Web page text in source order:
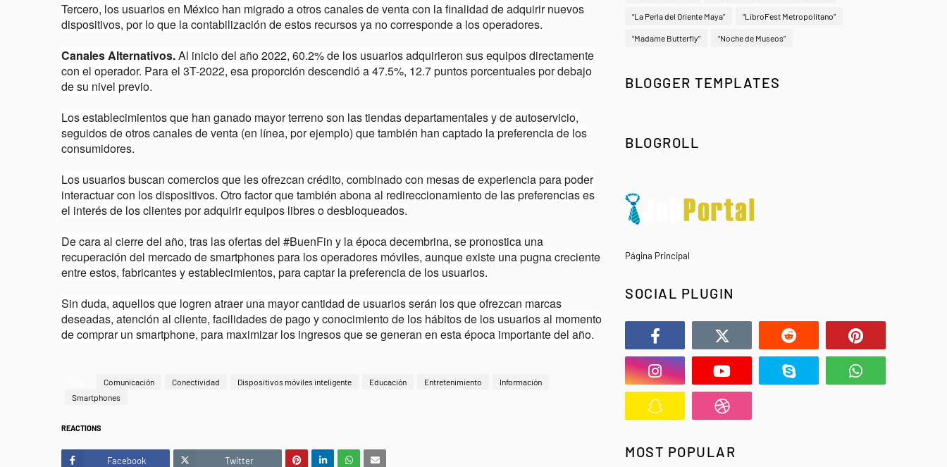
Tercero, los usuarios en México han migrado a otros canales de venta con la finalidad de adquirir nuevos
dispositivos, por lo que la contabilización de estos recursos ya no corresponde a los operadores.
Canales Alternativos.Al inicio del año 2022, 60.2% de los usuarios adquirieron sus equipos directamente
con el operador. Para el 3T-2022, esa proporción descendió a 47.5%, 12.7 puntos porcentuales por debajo
de su nivel previo.
Los establecimientos que han ganado mayor terreno son las tiendas departamentales y de autoservicio,
seguidos de otros canales de venta (en línea, por ejemplo) que también han captado la preferencia de los
consumidores.
Los usuarios buscan comercios que les ofrezcan crédito, combinado con mesas de experiencia para poder
interactuar con los dispositivos. Otro factor que también abona al redireccionamiento de las preferencias es
el interés de los clientes por adquirir equipos libres o desbloqueados.
De cara al cierre del año, tras las ofertas del #BuenFin y la época decembrina, se pronostica una
recuperación del mercado de smartphones para los operadores móviles, aunque existe una pugna creciente
entre estos, fabricantes y establecimientos, para captar la preferencia de los usuarios.
Sin duda, aquellos que logren atraer una mayor cantidad de usuarios serán los que ofrezcan marcas
deseadas, atención al cliente, facilidades de pago y conocimiento de los hábitos de los usuarios al momento
de comprar un smartphone, para maximizar los ingresos que se generan en esta época importante del año.
Comunicación Conectividad Dispositivos móviles inteligente Educación Entretenimiento
Información
Smartphones
REACTIONS
Facebook Twitter
“La Perla del Oriente Maya" “LibroFest Metropolitano”
“Madame Butterfly” “Noche de Museos”
BLOGGER TEMPLATES
BLOGROLL
Página Principal
SOCIAL PLUGIN
MOST POPULAR